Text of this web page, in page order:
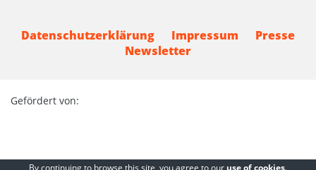
Datenschutzerklärung Impressum
Presse
Newsletter
Gefördert von:
By continuing to browse this site, you agree to our use of cookies.